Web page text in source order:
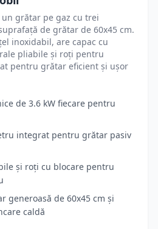
grătar pe gaz cu trei
de grătar de 60x45 cm.
inoxidabil, are capac cu
pliabile și roți pentru
pentru grătar eficient și ușor
de 3.6 kW fiecare pentru
integrat pentru grătar pasiv
și roți cu blocare pentru
generoasă de 60x45 cm și
caldă